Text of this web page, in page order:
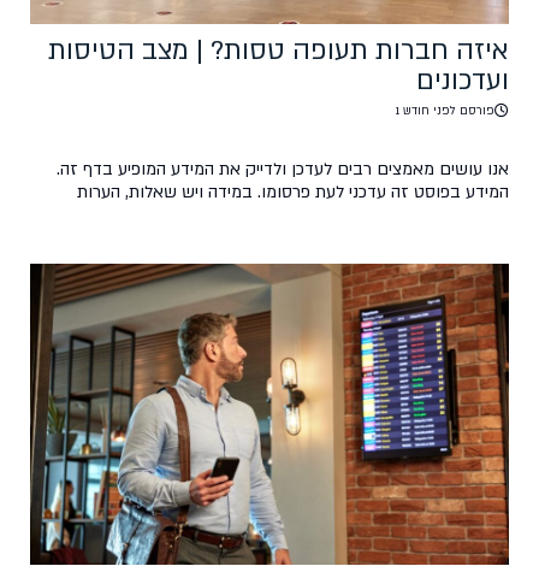
איזה חברות תעופה טסות? | מצב הטיסות
ועדכונים
פורסם לפני חודש 1
אנו עושים מאמצים רבים לעדכן ולדייק את המידע המופיע בדף זה.
המידע בפוסט זה עדכני לעת פרסומו. במידה ויש שאלות, הערות
עושה זאת על אחריותו בלבד.